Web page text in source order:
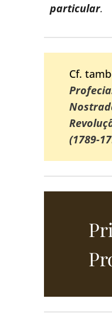
particular.
Cf.
(1789-